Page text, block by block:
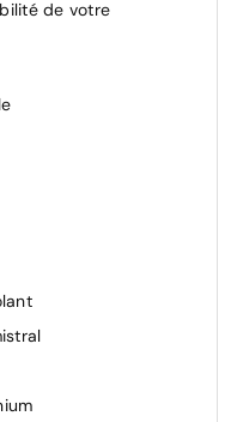
sièges AV
de votre